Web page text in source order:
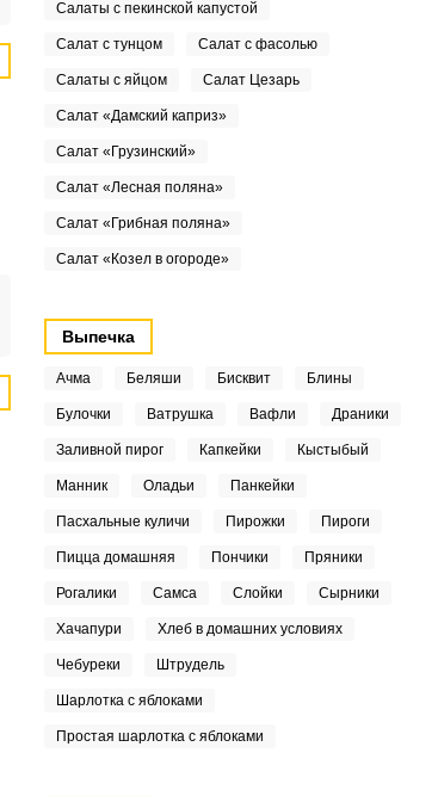
Салаты с пекинской капустой
Салат с тунцом Салат с фасолью
Салаты с яйцом Салат Цезарь
Салат «Дамский каприз»
Салат «Грузинский»
Салат «Лесная поляна»
Салат «Грибная поляна»
Салат «Козел в огороде»
Выпечка
Ачма Беляши Бисквит Блины
Булочки Ватрушка Вафли Драники
Заливной пирог Капкейки Кыстыбый
Манник Оладьи Панкейки
Пасхальные куличи Пирожки Пироги
Пицца домашняя Пончики Пряники
Рогалики Самса Слойки Сырники
Хачапури Хлеб в домашних условиях
Чебуреки Штрудель
Шарлотка с яблоками
Простая шарлотка с яблоками